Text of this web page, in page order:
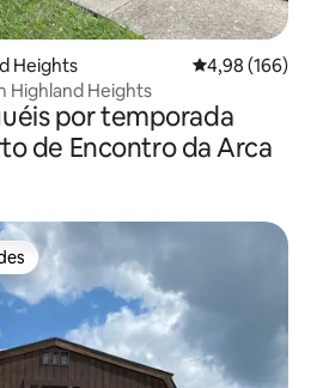
Heights 4,98 de uma
4,98 (166)
Highland Heights
por temporada
de Encontro da Arca
dos hóspedes